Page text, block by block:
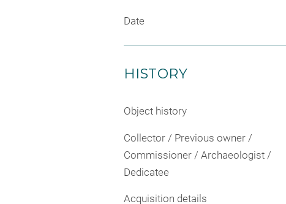
Date
HISTORY
Object history
Collector / Previous owner /
Commissioner / Archaeologist /
Dedicatee
Acquisition details